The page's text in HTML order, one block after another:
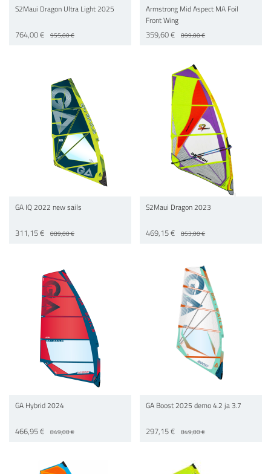
S2Maui Dragon Ultra Light 2025
764,00 € 955,00 €
Armstrong Mid Aspect MA Foil
Front Wing
359,60 € 899,00 €
GA IQ 2022 new sails
311,15 € 889,00 €
S2Maui Dragon 2023
469,15 € 853,00 €
GA Hybrid 2024
466,95 € 849,00 €
GA Boost 2025 demo 4.2 ja 3.7
297,15 € 849,00 €